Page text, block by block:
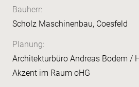
Bauherr:
Scholz Maschinenbau, Coesfeld
Planung:
Architekturbüro Andreas Bodem /
Akzent im Raum oHG